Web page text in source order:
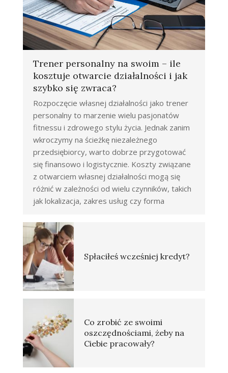
Trener personalny na swoim – ile
kosztuje otwarcie działalności i jak
szybko się zwraca?
Rozpoczęcie własnej działalności jako trener
personalny to marzenie wielu pasjonatów
fitnessu i zdrowego stylu życia. Jednak zanim
wkroczymy na ścieżkę niezależnego
przedsiębiorcy, warto dobrze przygotować
się finansowo i logistycznie. Koszty związane
z otwarciem własnej działalności mogą się
różnić w zależności od wielu czynników, takich
jak lokalizacja, zakres usług czy forma
Spłaciłeś wcześniej kredyt?
Co zrobić ze swoimi
oszczędnościami, żeby na
Ciebie pracowały?